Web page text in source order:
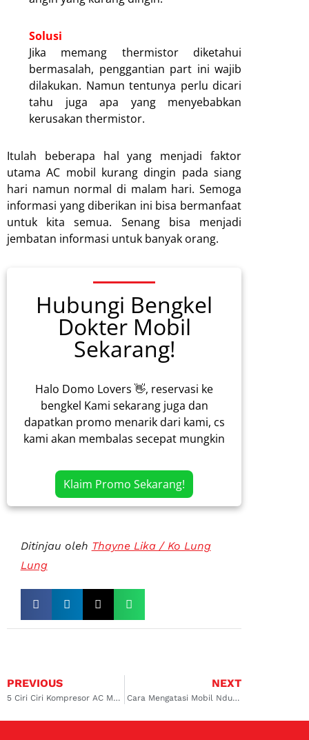
Solusi
Jika memang thermistor diketahui
bermasalah, penggantian part ini wajib
dilakukan. Namun tentunya perlu dicari
tahu juga apa yang menyebabkan
kerusakan thermistor.
Itulah beberapa hal yang menjadi faktor
utama AC mobil kurang dingin pada siang
hari namun normal di malam hari. Semoga
informasi yang diberikan ini bisa bermanfaat
untuk kita semua. Senang bisa menjadi
jembatan informasi untuk banyak orang.
Hubungi Bengkel
Dokter Mobil
Sekarang!
Halo Domo Lovers 👋, reservasi ke
bengkel Kami sekarang juga dan
dapatkan promo menarik dari kami, cs
kami akan membalas secepat mungkin
Klaim Promo Sekarang!
Ditinjau oleh Thayne Lika / Ko Lung
Lung
PREVIOUS
5 Ciri Ciri Kompresor AC Mobil Kurang Oli dan Dampaknya
NEXT
Cara Mengatasi Mobil Ndut Ndutan dengan Cepat dan Mudah